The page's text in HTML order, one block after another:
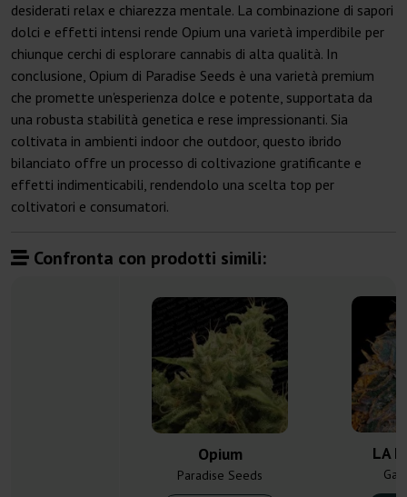
desiderati relax e chiarezza mentale. La combinazione di sapori
dolci e effetti intensi rende Opium una varietà imperdibile per
chiunque cerchi di esplorare cannabis di alta qualità. In
conclusione, Opium di Paradise Seeds è una varietà premium
che promette un'esperienza dolce e potente, supportata da
una robusta stabilità genetica e rese impressionanti. Sia
coltivata in ambienti indoor che outdoor, questo ibrido
bilanciato offre un processo di coltivazione gratificante e
effetti indimenticabili, rendendolo una scelta top per
coltivatori e consumatori.
Confronta con prodotti simili:
Opium
Paradise Seeds
LA